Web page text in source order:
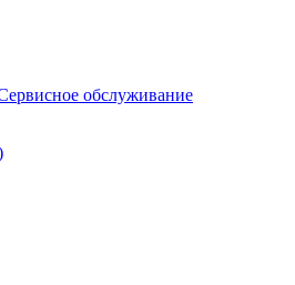
обслуживание